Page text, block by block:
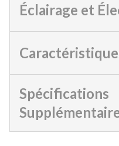
Éclairage et
Spécifications